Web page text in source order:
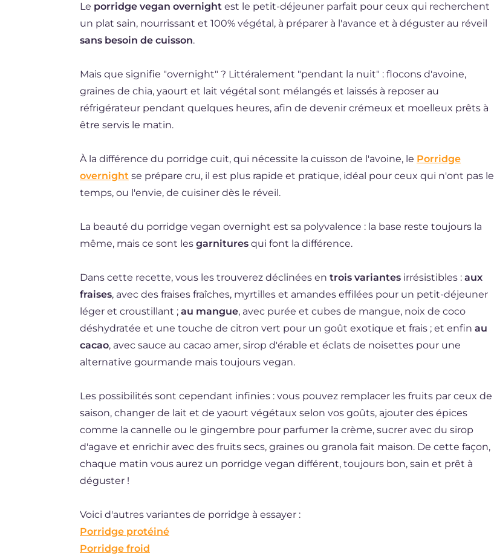
NL
Le porridge vegan overnight est le petit-déjeuner parfait pour ceux qui recherchent
un plat sain, nourrissant et 100% végétal, à préparer à l'avance et à déguster au réveil
sans besoin de cuisson.
Mais que signifie "overnight" ? Littéralement "pendant la nuit" : flocons d'avoine,
graines de chia, yaourt et lait végétal sont mélangés et laissés à reposer au
réfrigérateur pendant quelques heures, afin de devenir crémeux et moelleux prêts à
être servis le matin.
À la différence du porridge cuit, qui nécessite la cuisson de l'avoine, le Porridge
overnight se prépare cru, il est plus rapide et pratique, idéal pour ceux qui n'ont pas le
temps, ou l'envie, de cuisiner dès le réveil.
La beauté du porridge vegan overnight est sa polyvalence : la base reste toujours la
même, mais ce sont les garnitures qui font la différence.
Dans cette recette, vous les trouverez déclinées en trois variantes irrésistibles : aux
fraises, avec des fraises fraîches, myrtilles et amandes effilées pour un petit-déjeuner
léger et croustillant ; au mangue, avec purée et cubes de mangue, noix de coco
déshydratée et une touche de citron vert pour un goût exotique et frais ; et enfin au
cacao, avec sauce au cacao amer, sirop d'érable et éclats de noisettes pour une
alternative gourmande mais toujours vegan.
Les possibilités sont cependant infinies : vous pouvez remplacer les fruits par ceux de
saison, changer de lait et de yaourt végétaux selon vos goûts, ajouter des épices
comme la cannelle ou le gingembre pour parfumer la crème, sucrer avec du sirop
d'agave et enrichir avec des fruits secs, graines ou granola fait maison. De cette façon,
chaque matin vous aurez un porridge vegan différent, toujours bon, sain et prêt à
déguster !
Voici d'autres variantes de porridge à essayer :
Porridge protéiné
Porridge froid